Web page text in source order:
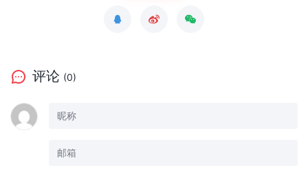
评论 (0)